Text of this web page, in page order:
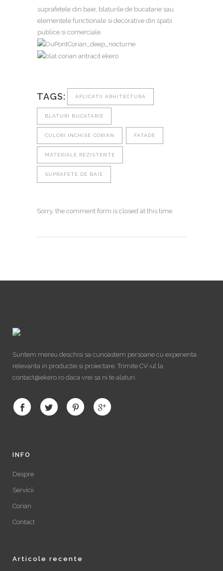
suprafetele din baie, blaturile de bucatarie sau
elementele functionale si decorative din spatii
publice si comerciale.
TAGS: APLICATII ARHITECTURA
BLATURI BUCATARIE
CULORI INCHISE CORIAN FATADE
MATERIALE REZISTENTE
SUPRAFETE DE BAIE
Sorry, the comment form is closed at this time.
Suntem mereu deschisi sa cunoastem persoane cu experienta
relevanta in productie si proiectare. Trimite CV-ul la
contact@ekero.ro daca vrei sa ni te alaturi.
INFO
Despre
Servicii
Corian
Contact
Articole recente